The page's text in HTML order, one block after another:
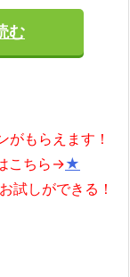
む
がもらえます！
こちら→★
試しができる！